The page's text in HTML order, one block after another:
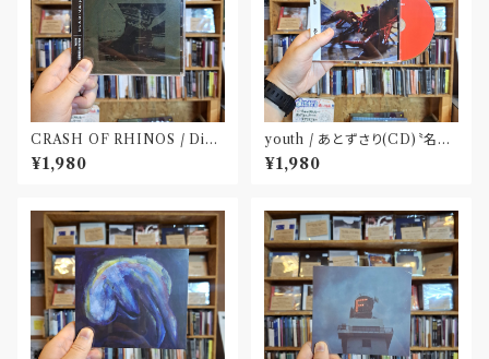
CRASH OF RHINOS / Dist
al(CD)
¥1,980
youth / あとずさり(CD)〝名古
屋〟
¥1,980